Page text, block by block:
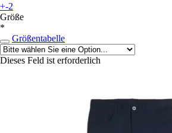
+-2
Größe
*
Größentabelle
Dieses Feld ist erforderlich